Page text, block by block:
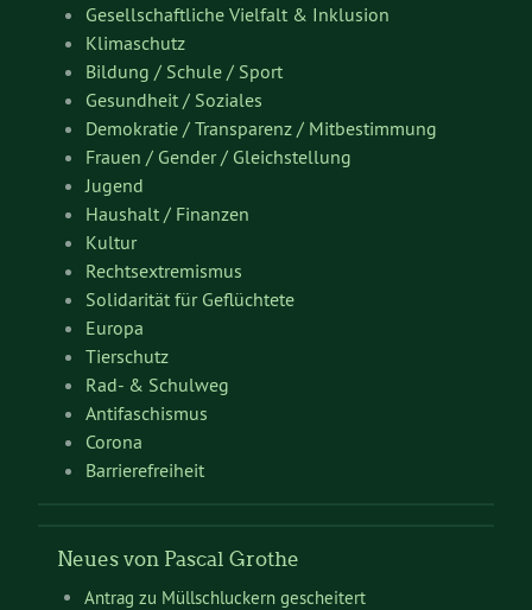
Gesellschaftliche Vielfalt & Inklusion
Klimaschutz
Bildung / Schule / Sport
Gesundheit / Soziales
Demokratie / Transparenz / Mitbestimmung
Frauen / Gender / Gleichstellung
Jugend
Haushalt / Finanzen
Kultur
Rechtsextremismus
Solidarität für Geflüchtete
Europa
Tierschutz
Rad- & Schulweg
Antifaschismus
Corona
Barrierefreiheit
Neues von Pascal Grothe
Antrag zu Müllschluckern gescheitert